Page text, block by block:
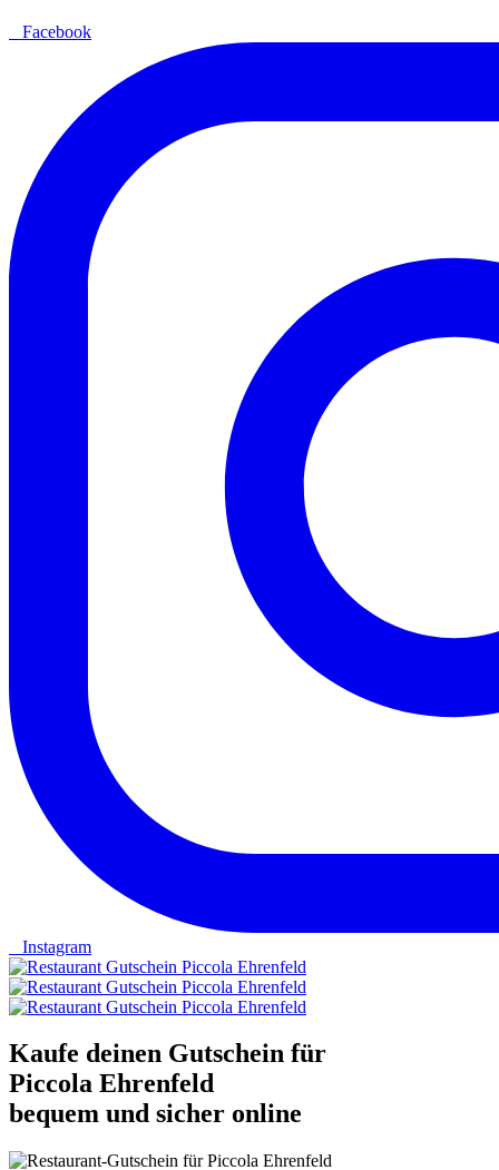
Facebook
Instagram
Kaufe deinen Gutschein für
Piccola Ehrenfeld
bequem und sicher online